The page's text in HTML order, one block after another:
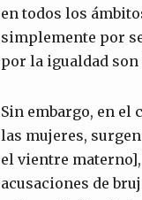
en todos los
simplemente por
por la igualdad
Sin embargo, en el
las mujeres,
el vientre
acusaciones de